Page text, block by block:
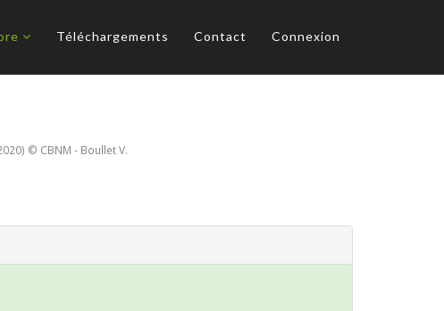
Téléchargements Contact Connexion
© CBNM - Boullet V.